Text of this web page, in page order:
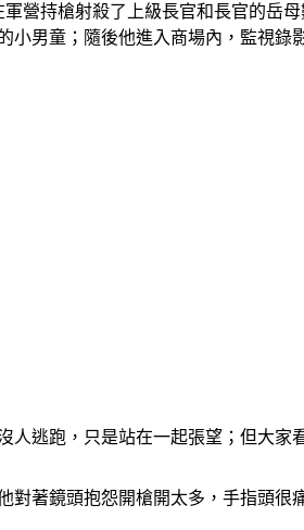
營持槍射殺了上級長官和長官的岳
男童；隨後他進入商場內，監視錄
逃跑，只是站在一起張望；但大家
著鏡頭抱怨開槍開太多，手指頭很